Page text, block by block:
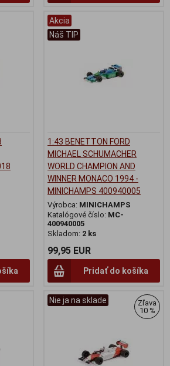
Akcia
Náš TIP
1:43 BENETTON FORD
MICHAEL SCHUMACHER
WORLD CHAMPION AND
WINNER MONACO 1994 -
MINICHAMPS 400940005
Výrobca: MINICHAMPS
Katalógové číslo: MC-
400940005
Skladom: 2 ks
99,95 EUR
Pridať do košíka
Nie ja na sklade
Zľava
10 %